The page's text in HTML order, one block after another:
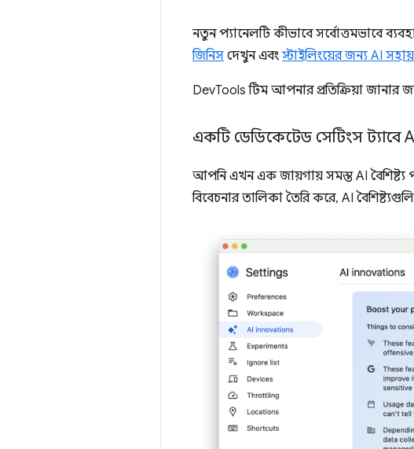
নতুন প্যানেলটি কীভাবে সর্বোত্তমভাবে
জিনিস দেখুন এবংস্টাইলিংয়ের জন্য AI
DevTools টিম আপনার প্রতিক্রিয়া জানার
একটি ডেডিকেটেড সেটিংস ট্যাবে
আপনি এখন এক জায়গায় সমস্ত AI বৈশিষ্ট্য
বিবেচনার তালিকা তৈরি করে, AI